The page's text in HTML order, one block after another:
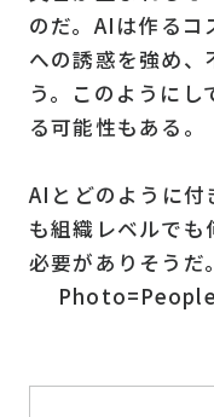
のだ。AIは作るコ
への誘惑を強め、
う。このように
る可能性もある。
AIとどのように付
も組織レベルでも
必要がありそうだ。